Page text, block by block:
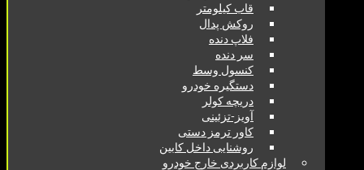
قاب کیلومتر
روکش پدال
فلاپ دنده
سر دنده
کنسول وسط
دستگیره خودرو
دریچه کولر
آویز-تزئینی
کاور ترمز دستی
روشنایی داخل کابین
لوازم کاربردی خارج خودرو